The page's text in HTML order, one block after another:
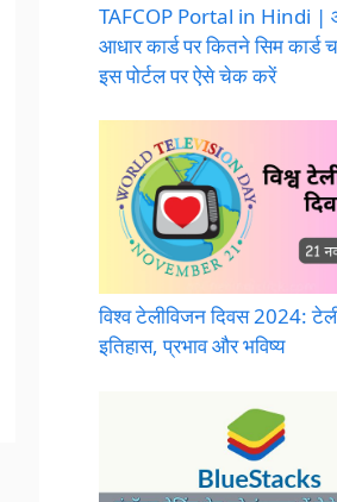
TAFCOP Portal in Hindi
आधार कार्ड पर कितने सिम कार्ड
इस पोर्टल पर ऐसे चेक करें
विश्व टेलीविजन दिवस 2024:
इतिहास, प्रभाव और भविष्य